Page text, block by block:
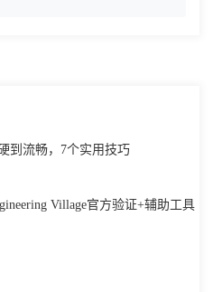
到流畅，7个实用技巧
Village官方验证+辅助工具